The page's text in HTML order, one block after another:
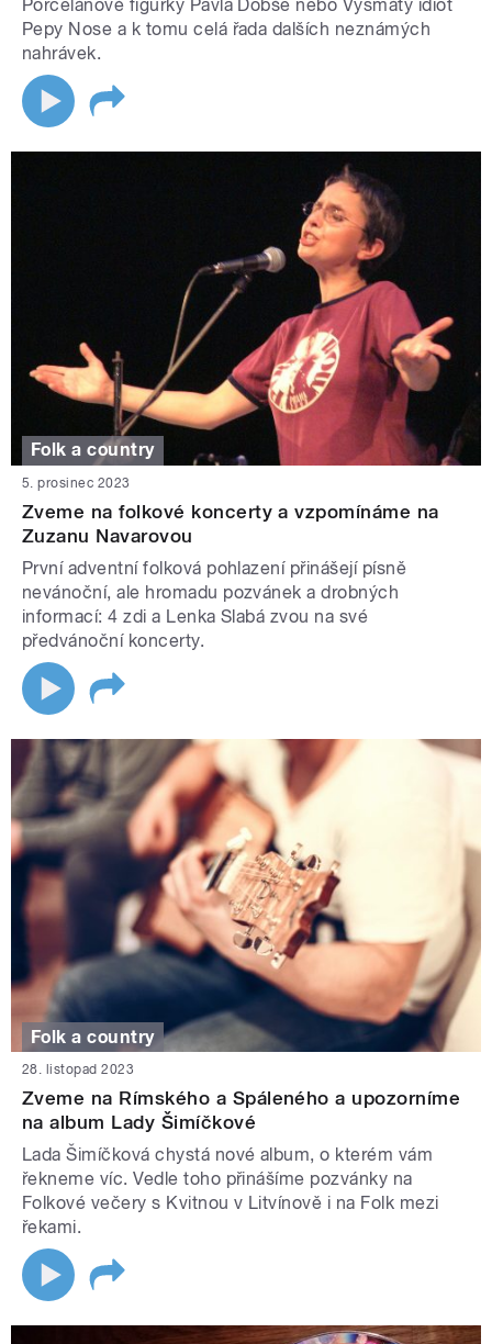
Porcelánové figurky Pavla Dobše nebo Vysmátý idiot
Pepy Nose a k tomu celá řada dalších neznámých
nahrávek.
Folk a country
5. prosinec 2023
Zveme na folkové koncerty a vzpomínáme na
Zuzanu Navarovou
První adventní folková pohlazení přinášejí písně
nevánoční, ale hromadu pozvánek a drobných
informací: 4 zdi a Lenka Slabá zvou na své
předvánoční koncerty.
Folk a country
28. listopad 2023
Zveme na Rímského a Spáleného a upozorníme
na album Lady Šimíčkové
Lada Šimíčková chystá nové album, o kterém vám
řekneme víc. Vedle toho přinášíme pozvánky na
Folkové večery s Kvitnou v Litvínově i na Folk mezi
řekami.